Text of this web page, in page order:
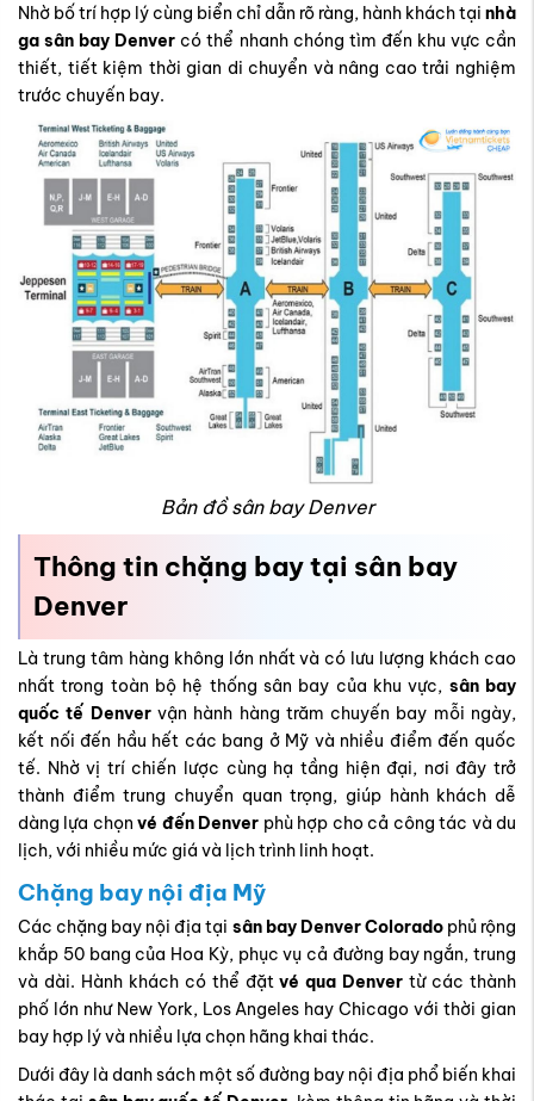
Nhờ bố trí hợp lý cùng biển chỉ dẫn rõ ràng, hành khách tại nhà
ga sân bay Denver có thể nhanh chóng tìm đến khu vực cần
thiết, tiết kiệm thời gian di chuyển và nâng cao trải nghiệm
trước chuyến bay.
Bản đồ sân bay Denver
Thông tin chặng bay tại sân bay
Denver
Là trung tâm hàng không lớn nhất và có lưu lượng khách cao
nhất trong toàn bộ hệ thống sân bay của khu vực, sân bay
quốc tế Denvervận hành hàng trăm chuyến bay mỗi ngày,
kết nối đến hầu hết các bang ở Mỹ và nhiều điểm đến quốc
tế. Nhờ vị trí chiến lược cùng hạ tầng hiện đại, nơi đây trở
thành điểm trung chuyển quan trọng, giúp hành khách dễ
dàng lựa chọnvé đến Denver phù hợp cho cả công tác và du
lịch, với nhiều mức giá và lịch trình linh hoạt.
Chặng bay nội địa Mỹ
Các chặng bay nội địa tại sân bay Denver Coloradophủ rộng
khắp 50 bang của Hoa Kỳ, phục vụ cả đường bay ngắn, trung
và dài. Hành khách có thể đặtvé qua Denver từ các thành
phố lớn như New York, Los Angeles hay Chicago với thời gian
bay hợp lý và nhiều lựa chọn hãng khai thác.
Dưới đây là danh sách một số đường bay nội địa phổ biến khai